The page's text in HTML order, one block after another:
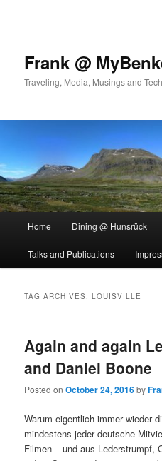
Frank @
Traveling, Media, Musings and
Home Dining @ Hunsrück
Talks and Publications
TAG ARCHIVES:LOUISVILLE
Again and again
and Daniel Boone
Posted onOctober 24, 2016by
Warum eigentlich immer wieder
mindestens jeder deutsche
Filmen – und aus Lederstrumpf,